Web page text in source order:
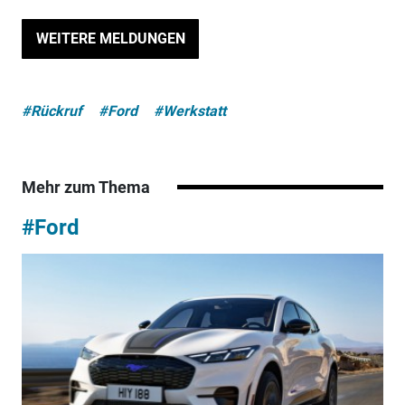
WEITERE MELDUNGEN
#Rückruf #Ford #Werkstatt
Mehr zum Thema
#Ford